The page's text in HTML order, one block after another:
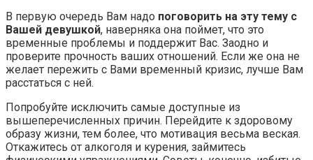
В первую очередь Вам надо поговорить на эту тему с
Вашей девушкой, наверняка она поймет, что это
временные проблемы и поддержит Вас. Заодно и
проверите прочность ваших отношений. Если же она не
желает пережить с Вами временный кризис, лучше Вам
расстаться с ней.
Попробуйте исключить самые доступные из
вышеперечисленных причин. Перейдите к здоровому
образу жизни, тем более, что мотивация весьма веская.
Откажитесь от алкоголя и курения, займитесь